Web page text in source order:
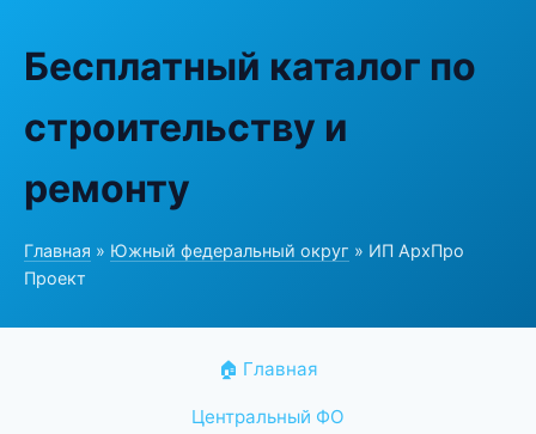
Бесплатный каталог по
строительству и
ремонту
Главная » Южный федеральный округ » ИП АрхПро
Проект
🏠 Главная
Центральный ФО